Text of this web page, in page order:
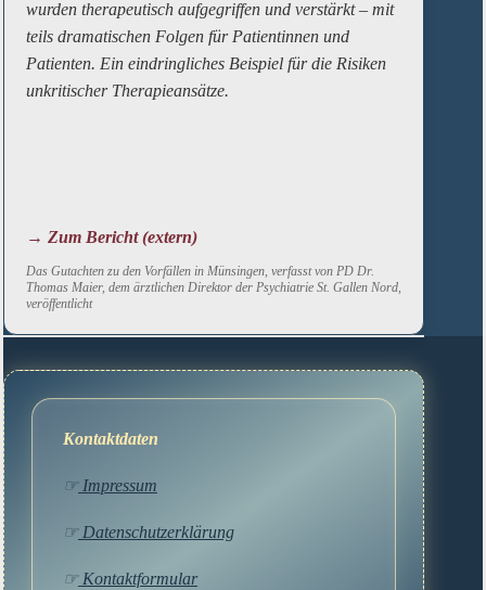
wurden therapeutisch aufgegriffen und verstärkt – mit
teils dramatischen Folgen für Patientinnen und
Patienten. Ein eindringliches Beispiel für die Risiken
unkritischer Therapieansätze.
→ Zum Bericht (extern)
Das Gutachten zu den Vorfällen in Münsingen, verfasst von PD Dr.
Thomas Maier, dem ärztlichen Direktor der Psychiatrie St. Gallen Nord,
veröffentlicht
Kontaktdaten
☞Impressum
☞Datenschutzerklärung
☞Kontaktformular